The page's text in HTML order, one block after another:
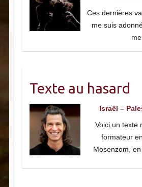
Ces dernières
me suis
Texte au hasard
Israël –
Voici un texte
formateur
Mosenzom,